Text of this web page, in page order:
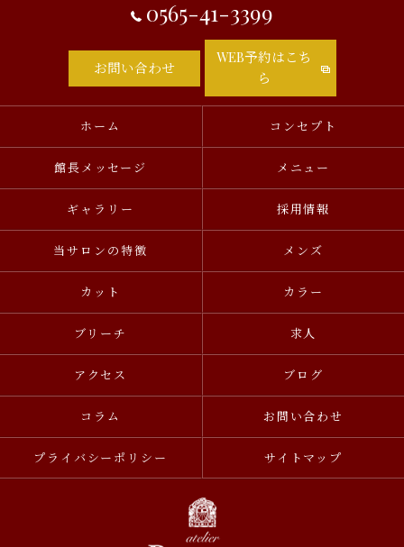
0565-41-3399
お問い合わせ
WEB予約はこち
ら
ホーム コンセプト
館長メッセージ メニュー
ギャラリー 採用情報
当サロンの特徴 メンズ
カット カラー
ブリーチ 求人
アクセス ブログ
コラム お問い合わせ
プライバシーポリシー サイトマップ